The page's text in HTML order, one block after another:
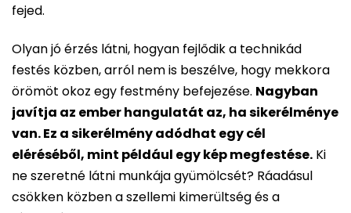
fejed.
Olyan jó érzés látni, hogyan fejlődik a technikád
festés közben, arról nem is beszélve, hogy mekkora
örömöt okoz egy festmény befejezése. Nagyban
javítja az ember hangulatát az, ha sikerélménye
van. Ez a sikerélmény adódhat egy cél
eléréséből, mint például egy kép megfestése. Ki
ne szeretné látni munkája gyümölcsét? Ráadásul
csökken közben a szellemi kimerültség és a